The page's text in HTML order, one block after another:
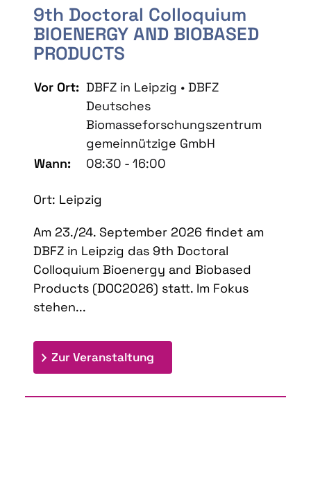
9th Doctoral Colloquium
BIOENERGY AND BIOBASED
PRODUCTS
Vor Ort: DBFZ in Leipzig • DBFZ
Deutsches
Biomasseforschungszentrum
gemeinnützige GmbH
Wann:
08:30 - 16:00
Ort: Leipzig
Am 23./24. September 2026 findet am
DBFZ in Leipzig das 9th Doctoral
Colloquium Bioenergy and Biobased
Products (DOC2026) statt. Im Fokus
stehen...
Zur Veranstaltung